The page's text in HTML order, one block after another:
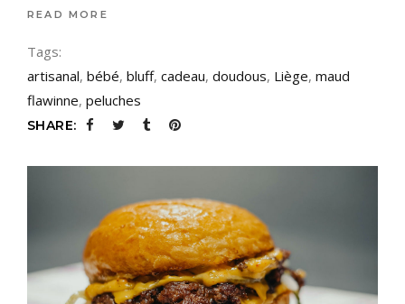
READ MORE
Tags:
artisanal, bébé, bluff, cadeau, doudous, Liège, maud
flawinne, peluches
SHARE: